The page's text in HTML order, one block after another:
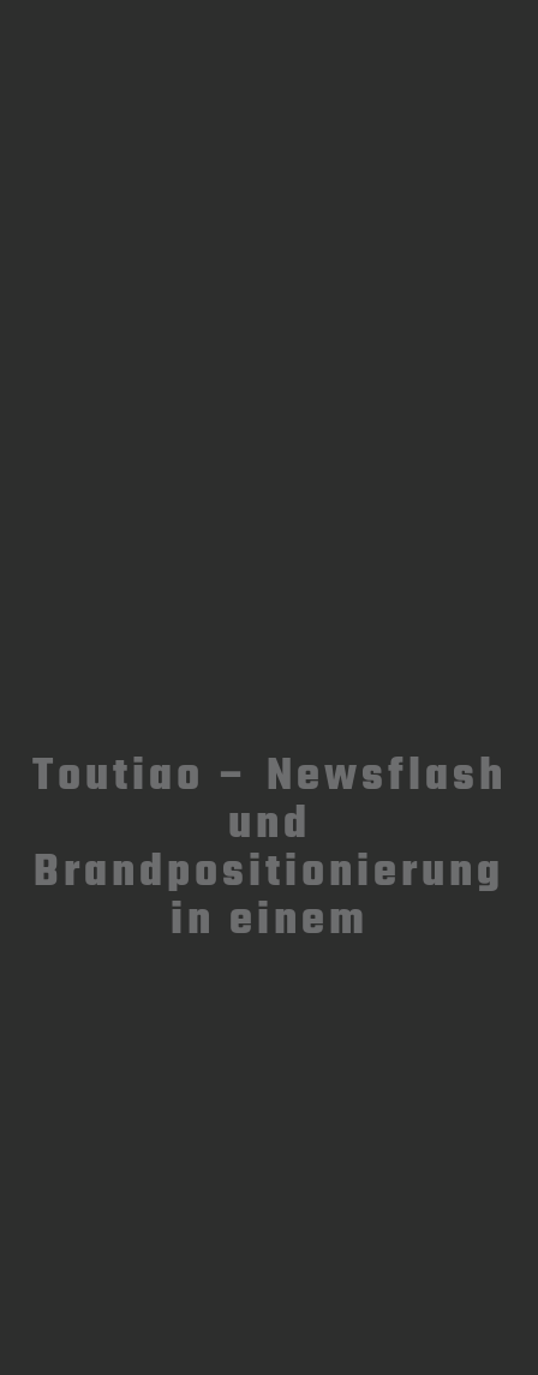
Toutiao – Newsflash
und
Brandpositionierung
in einem